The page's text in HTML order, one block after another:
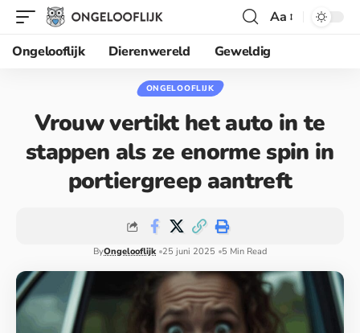
Aa
Ongelooflijk
Dierenwereld Geweldig
ONGELOOFLIJK
Vrouw vertikt het auto in te
stappen als ze enorme spin in
portiergreep aantreft
ByOngelooflijk 25 juni 2025 5 Min Read